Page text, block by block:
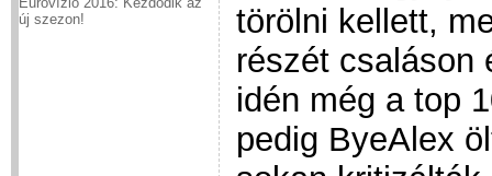
új szezon!
törölni kellett,
részét csaláson
idén még a top
pedig ByeAlex